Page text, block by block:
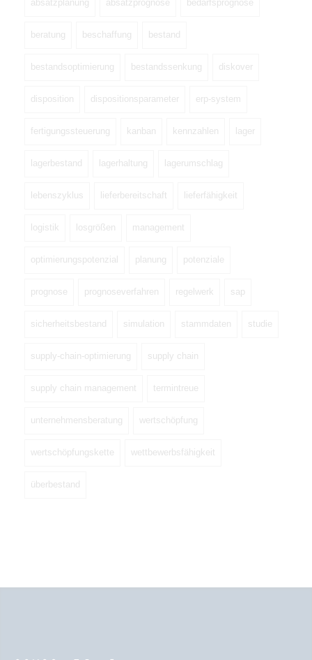
absatzplanung absatzprognose bedarfsprognose
beratung beschaffung bestand
bestandsoptimierung bestandssenkung diskover
disposition dispositionsparameter erp-system
fertigungssteuerung kanban kennzahlen lager
lagerbestand lagerhaltung lagerumschlag
lebenszyklus lieferbereitschaft lieferfähigkeit
logistik losgrößen management
optimierungspotenzial planung potenziale
prognose prognoseverfahren regelwerk sap
sicherheitsbestand simulation stammdaten studie
supply-chain-optimierung supply chain
supply chain management termintreue
unternehmensberatung wertschöpfung
wertschöpfungskette wettbewerbsfähigkeit
überbestand